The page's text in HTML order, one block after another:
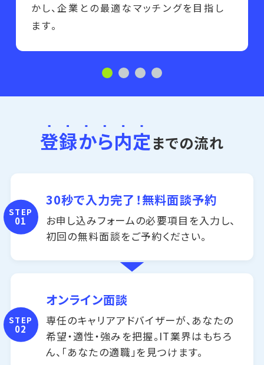
かし、企業との最適なマッチングを目指し
ます。
登録から内定までの流れ
STEP
01
30秒で入力完了！無料面談予約
お申し込みフォームの必要項目を入力し、
初回の無料面談をご予約ください。
STEP
02
オンライン面談
専任のキャリアアドバイザーが、あなたの
希望・適性・強みを把握。IT業界はもちろ
ん、「あなたの適職」を見つけます。